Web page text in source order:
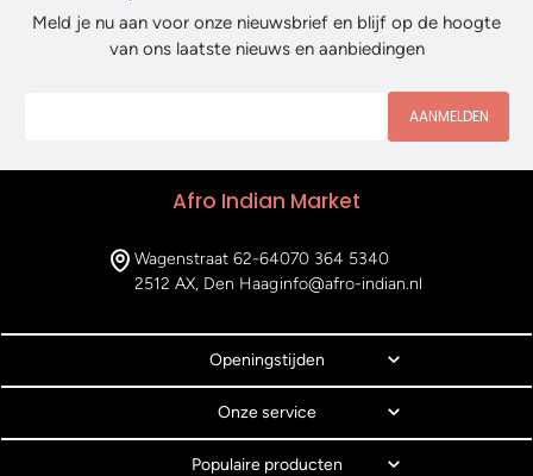
Meld je nu aan voor onze nieuwsbrief en blijf op de hoogte
van ons laatste nieuws en aanbiedingen
AANMELDEN
Afro Indian Market
Wagenstraat 62-64
2512 AX, Den Haag
070 364 5340
info@afro-indian.nl
Openingstijden
Onze service
Populaire producten